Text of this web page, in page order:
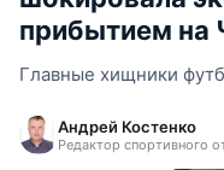
прибытием
Главные хищники
Андрей Костенко
Редактор спортивного